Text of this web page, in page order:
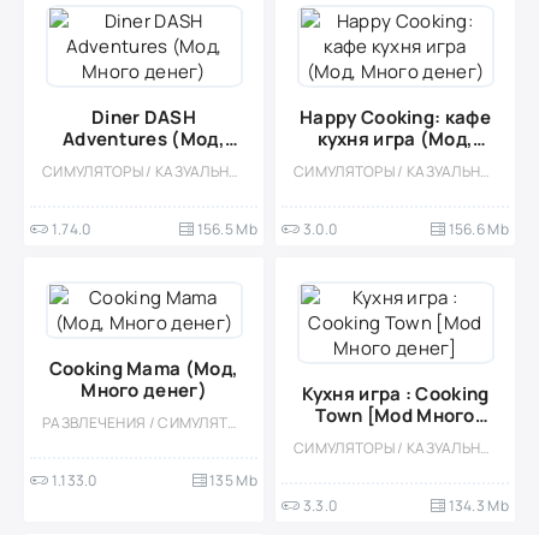
Diner DASH
Adventures (Мод,
Много денег)
СИМУЛЯТОРЫ / КАЗУАЛЬНЫЕ / ОДНОПОЛЬЗОВАТЕЛЬСКИЕ / СТИЛИЗАЦИЯ / МОД / ВСТРОЕННЫЙ КЕШ / ПРИКЛЮЧЕНИЕ / ДЛЯ ДЕТЕЙ
1.74.0 156.5 Mb
Happy Cooking: кафе
кухня игра (Мод,
Много денег)
СИМУЛЯТОРЫ / КАЗУАЛЬНЫЕ / ОДНОПОЛЬЗОВАТЕЛЬСКИЕ / СТИЛИЗАЦИЯ / ОФЛАЙН / МОД / ВСТРОЕННЫЙ КЕШ / КУЛИНАРНАЯ / ДЕВОЧКАМ
3.0.0 156.6 Mb
Cooking Mama (Мод,
Много денег)
РАЗВЛЕЧЕНИЯ / СИМУЛЯТОРЫ / УПРАВЛЕНИЕ / КУЛИНАРНАЯ / ОДНОПОЛЬЗОВАТЕЛЬСКИЕ / ОФЛАЙН / СТИЛИЗАЦИЯ / ПО МУЛЬТФИЛЬМАМ / ДЛЯ ДЕТЕЙ / МОД / КАЗУАЛЬНЫЕ / МАЛЕНЬКАЯ / ДЕВОЧКАМ
1.133.0 135 Mb
Кухня игра : Cooking
Town [Mod Много
денег]
СИМУЛЯТОРЫ / КАЗУАЛЬНЫЕ / ОДНОПОЛЬЗОВАТЕЛЬСКИЕ / СТИЛИЗАЦИЯ / ОФЛАЙН / МОД / КУЛИНАРНАЯ
3.3.0 134.3 Mb